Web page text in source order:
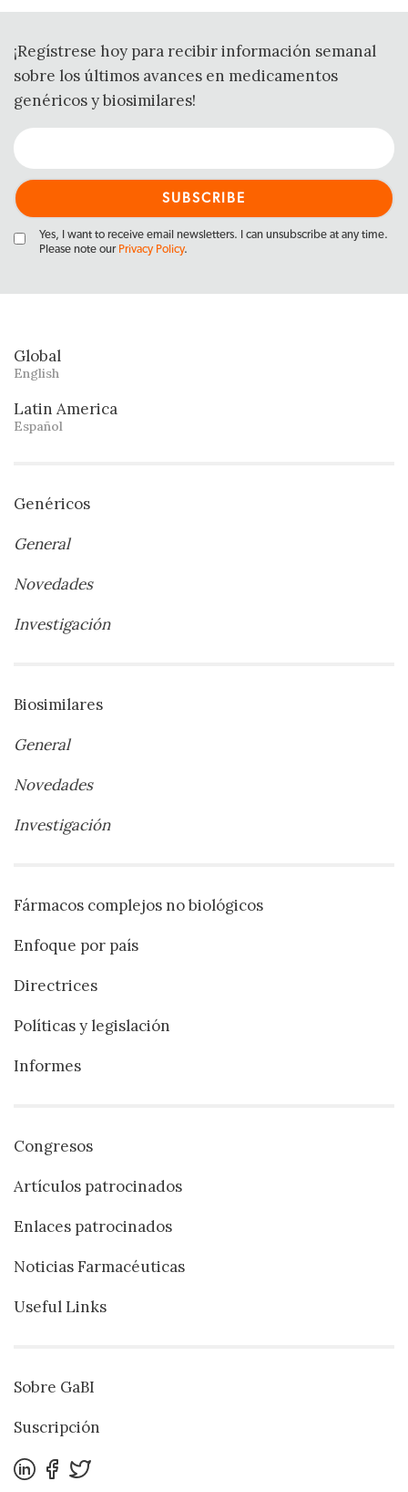
¡Regístrese hoy para recibir información semanal
sobre los últimos avances en medicamentos
genéricos y biosimilares!
Yes, I want to receive email newsletters. I can unsubscribe at any time.
Please note our Privacy Policy.
Global
English
Latin America
Español
Genéricos
General
Novedades
Investigación
Biosimilares
General
Novedades
Investigación
Fármacos complejos no biológicos
Enfoque por país
Directrices
Políticas y legislación
Informes
Congresos
Artículos patrocinados
Enlaces patrocinados
Noticias Farmacéuticas
Useful Links
Sobre GaBI
Suscripción